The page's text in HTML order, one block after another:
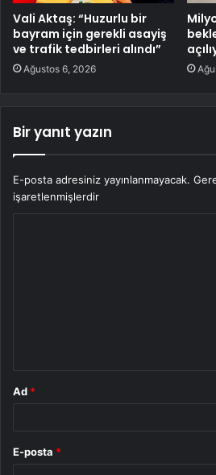
Vali Aktaş: “Huzurlu bir
bayram için gerekli asayiş
ve trafik tedbirleri alındı”
Ağustos 6, 2026
Bir yanıt yazın
E-posta adresiniz yayınlanmayacak.
işaretlenmişlerdir
Ad *
E-posta *